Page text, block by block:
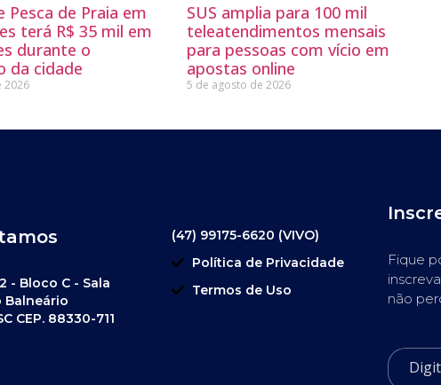
Pesca de Praia em
terá R$ 35 mil em
durante o
da cidade
2026
SUS amplia para 100 mil
teleatendimentos mensais
para pessoas com vício em
apostas online
5 de agosto de 2026
- Bloco C - Sala
Balneário
CEP. 88330-711
(47) 99175-6620 (VIVO)
Política de Privacidade
Termos de Uso
Fique
não